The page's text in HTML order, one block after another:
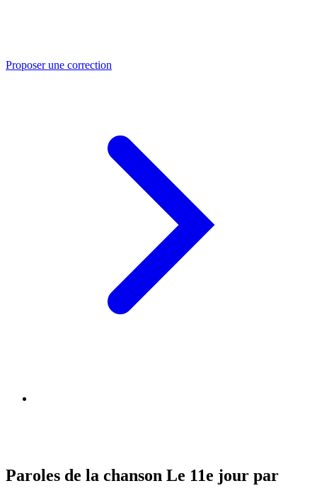
Proposer une correction
Paroles de la chanson Le 11e jour par